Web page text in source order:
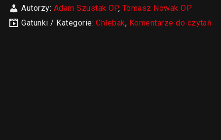
Autorzy: Adam Szustak OP, Tomasz Nowak OP
Gatunki / Kategorie:Chlebak, Komentarze do czytań